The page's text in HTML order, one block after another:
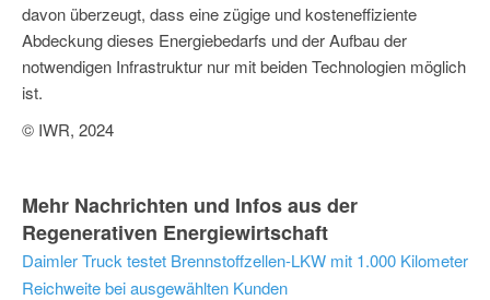
davon überzeugt, dass eine zügige und kosteneffiziente
Abdeckung dieses Energiebedarfs und der Aufbau der
notwendigen Infrastruktur nur mit beiden Technologien möglich
ist.
© IWR, 2024
Mehr Nachrichten und Infos aus der
Regenerativen Energiewirtschaft
Daimler Truck testet Brennstoffzellen-LKW mit 1.000 Kilometer
Reichweite bei ausgewählten Kunden